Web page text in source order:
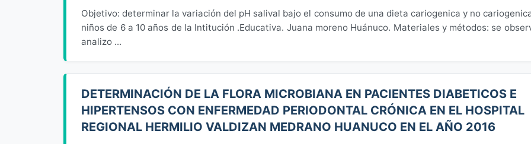
Objetivo: determinar la variación del pH salival bajo el consumo de una dieta cariogenica y no
niños de 6 a 10 años de la Intitución .Educativa. Juana moreno Huánuco. Materiales y métodos: se
analizo ...
DETERMINACIÓN DE LA FLORA MICROBIANA EN PACIENTES DIABETICOS E
HIPERTENSOS CON ENFERMEDAD PERIODONTAL CRÓNICA EN EL HOSPITAL
REGIONAL HERMILIO VALDIZAN MEDRANO HUANUCO EN EL AÑO 2016